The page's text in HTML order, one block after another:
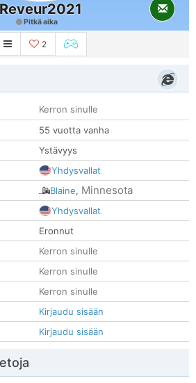
Reveur2021
Pitkä aika
2
Kerron sinulle
55 vuotta vanha
Ystävyys
Yhdysvallat
Blaine, Minnesota
Yhdysvallat
Eronnut
Kerron sinulle
Kerron sinulle
Kerron sinulle
Kirjaudu sisään
Kirjaudu sisään